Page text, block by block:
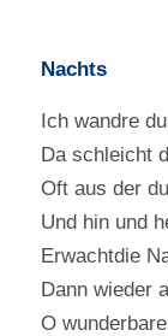
Nachts
Ich wandre
Da schleicht
Oft aus der
Und hin und
Erwachtdie
Dann wieder
O